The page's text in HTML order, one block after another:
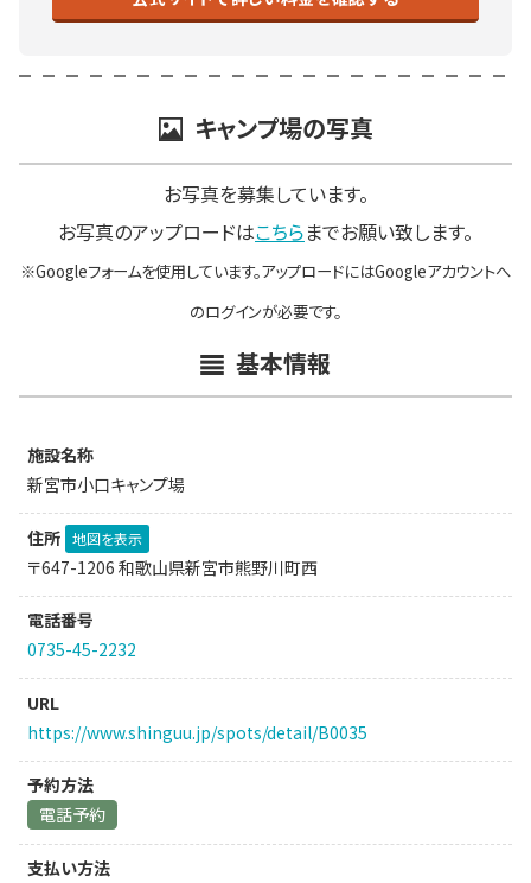
キャンプ場の写真
お写真を募集しています。
お写真のアップロードはこちらまでお願い致します。
※Googleフォームを使用しています。アップロードにはGoogleアカウントへ
のログインが必要です。
基本情報
施設名称
新宮市小口キャンプ場
住所 地図を表示
〒647-1206 和歌山県新宮市熊野川町西
電話番号
0735-45-2232
URL
https://www.shinguu.jp/spots/detail/B0035
予約方法
電話予約
支払い方法